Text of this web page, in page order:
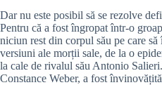
Dar nu este posibil să se rezolve
Pentru că a fost îngropat într-o
niciun rest din corpul său pe care
versiuni ale morții sale, de la o
la cale de rivalul său Antonio
Constance Weber, a fost